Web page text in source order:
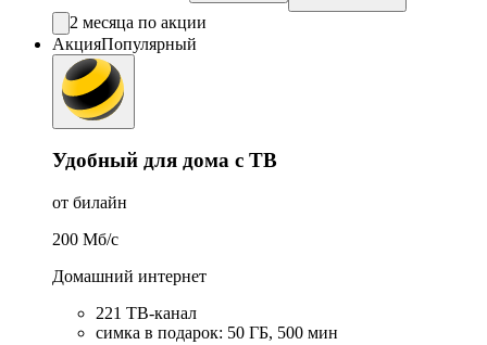
2 месяца по акции
АкцияПопулярный
Удобный для дома с ТВ
от билайн
200 Мб/c
Домашний интернет
221 ТB-канал
симка в подарок: 50 ГБ, 500 мин